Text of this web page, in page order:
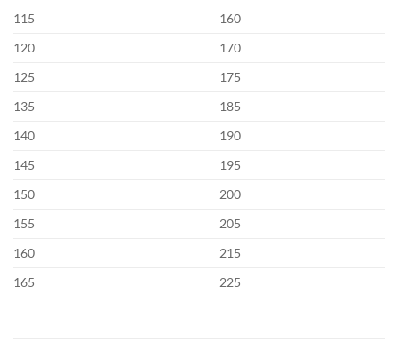
115
160
120
170
125
175
135
185
140
190
145
195
150
200
155
205
160
215
165
225